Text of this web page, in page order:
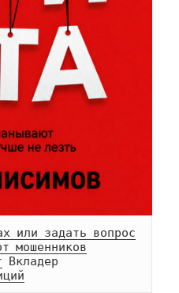
или задать вопрос
мошенников